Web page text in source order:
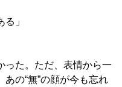
」
った。ただ、表情から一
の“無”の顔が今も忘れ